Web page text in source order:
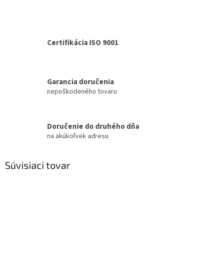
Certifikácia ISO 9001
Garancia doručenia
nepoškodeného tovaru
Doručenie do druhého dňa
na akúkoľvek adresu
Súvisiaci tovar